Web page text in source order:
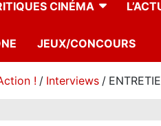
CINÉMA
JEUX/CONCOURS
! Interviews